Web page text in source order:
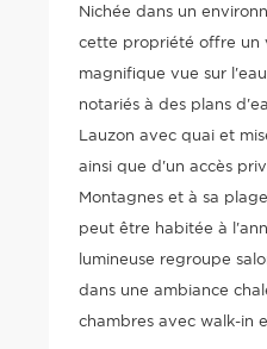
Nichée dans un
cette propriété offre un
magnifique vue sur
notariés à des plans
Lauzon avec quai et
ainsi que d'un accès
Montagnes et à sa
peut être habitée à
lumineuse regroupe
dans une ambiance
chambres avec walk-in